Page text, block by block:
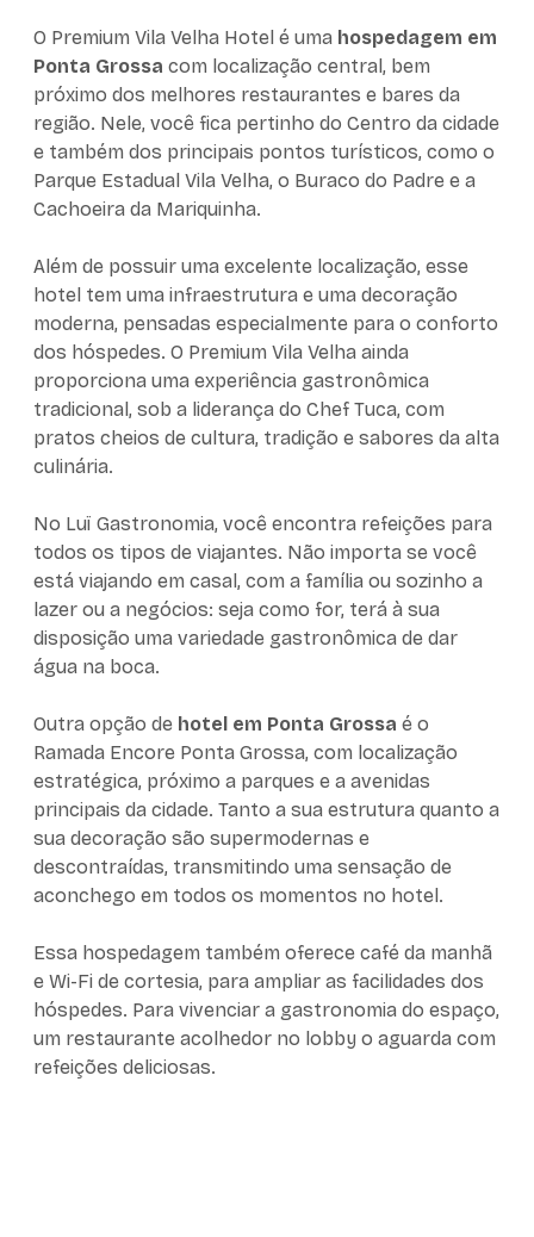
O Premium Vila Velha Hotel é uma hospedagem em
Ponta Grossa com localização central, bem
próximo dos melhores restaurantes e bares da
região. Nele, você fica pertinho do Centro da cidade
e também dos principais pontos turísticos, como o
Parque Estadual Vila Velha, o Buraco do Padre e a
Cachoeira da Mariquinha.
Além de possuir uma excelente localização, esse
hotel tem uma infraestrutura e uma decoração
moderna, pensadas especialmente para o conforto
dos hóspedes. O Premium Vila Velha ainda
proporciona uma experiência gastronômica
tradicional, sob a liderança do Chef Tuca, com
pratos cheios de cultura, tradição e sabores da alta
culinária.
No Luï Gastronomia, você encontra refeições para
todos os tipos de viajantes. Não importa se você
está viajando em casal, com a família ou sozinho a
lazer ou a negócios: seja como for, terá à sua
disposição uma variedade gastronômica de dar
água na boca.
Outra opção de hotel em Ponta Grossa é o
Ramada Encore Ponta Grossa, com localização
estratégica, próximo a parques e a avenidas
principais da cidade. Tanto a sua estrutura quanto a
sua decoração são supermodernas e
descontraídas, transmitindo uma sensação de
aconchego em todos os momentos no hotel.
Essa hospedagem também oferece café da manhã
e Wi-Fi de cortesia, para ampliar as facilidades dos
hóspedes. Para vivenciar a gastronomia do espaço,
um restaurante acolhedor no lobby o aguarda com
refeições deliciosas.